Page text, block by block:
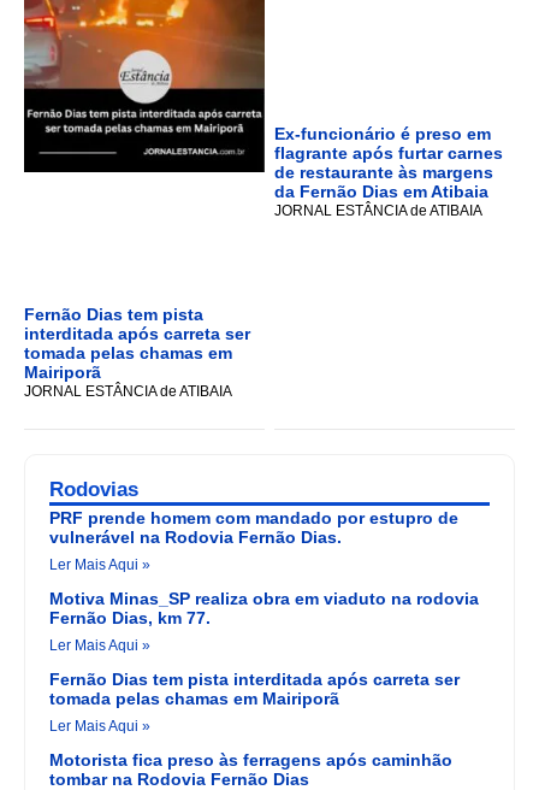
Fernão Dias tem pista
interditada após carreta ser
tomada pelas chamas em
Mairiporã
JORNAL ESTÂNCIA de ATIBAIA
Ex-funcionário é preso em
flagrante após furtar carnes
de restaurante às margens
da Fernão Dias em Atibaia
JORNAL ESTÂNCIA de ATIBAIA
Rodovias
PRF prende homem com mandado por estupro de
vulnerável na Rodovia Fernão Dias.
Ler Mais Aqui »
Motiva Minas_SP realiza obra em viaduto na rodovia
Fernão Dias, km 77.
Ler Mais Aqui »
Fernão Dias tem pista interditada após carreta ser
tomada pelas chamas em Mairiporã
Ler Mais Aqui »
Motorista fica preso às ferragens após caminhão
tombar na Rodovia Fernão Dias